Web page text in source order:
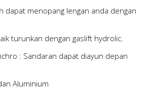
dapat menopang lengan anda dengan
turunkan dengan gaslift hydrolic.
: Sandaran dapat diayun depan
Aluminium